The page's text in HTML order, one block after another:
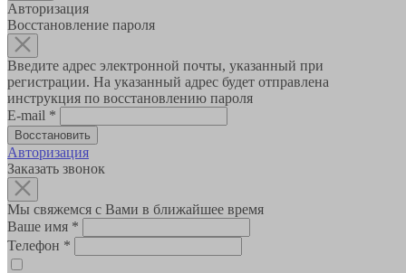
Авторизация
Восстановление пароля
Введите адрес электронной почты, указанный при
регистрации. На указанный адрес будет отправлена
инструкция по восстановлению пароля
E-mail *
Авторизация
Заказать звонок
Мы свяжемся с Вами в ближайшее время
Ваше имя *
Телефон *